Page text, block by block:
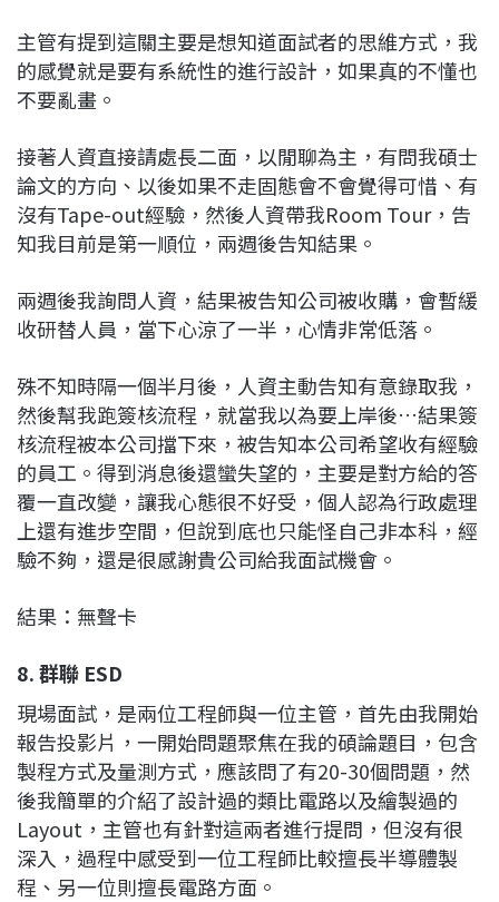
主管有提到這關主要是想知道面試者的思維方式，我
的感覺就是要有系統性的進行設計，如果真的不懂也
不要亂畫。
接著人資直接請處長二面，以閒聊為主，有問我碩士
論文的方向、以後如果不走固態會不會覺得可惜、有
沒有Tape-out經驗，然後人資帶我Room Tour，告
知我目前是第一順位，兩週後告知結果。
兩週後我詢問人資，結果被告知公司被收購，會暫緩
收研替人員，當下心涼了一半，心情非常低落。
殊不知時隔一個半月後，人資主動告知有意錄取我，
然後幫我跑簽核流程，就當我以為要上岸後…結果簽
核流程被本公司擋下來，被告知本公司希望收有經驗
的員工。得到消息後還蠻失望的，主要是對方給的答
覆一直改變，讓我心態很不好受，個人認為行政處理
上還有進步空間，但說到底也只能怪自己非本科，經
驗不夠，還是很感謝貴公司給我面試機會。
結果：無聲卡
8. 群聯 ESD
現場面試，是兩位工程師與一位主管，首先由我開始
報告投影片，一開始問題聚焦在我的碩論題目，包含
製程方式及量測方式，應該問了有20-30個問題，然
後我簡單的介紹了設計過的類比電路以及繪製過的
Layout，主管也有針對這兩者進行提問，但沒有很
深入，過程中感受到一位工程師比較擅長半導體製
程、另一位則擅長電路方面。